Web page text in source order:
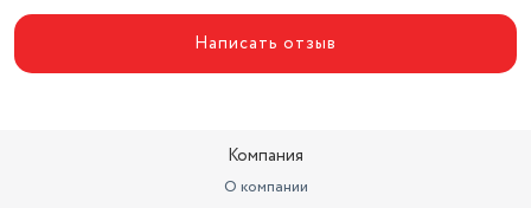
Написать отзыв
Компания
О компании